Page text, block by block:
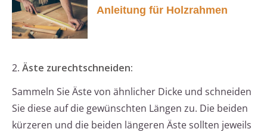
Anleitung für Holzrahmen
2. Äste zurechtschneiden:
Sammeln Sie Äste von ähnlicher Dicke und schneiden
Sie diese auf die gewünschten Längen zu. Die beiden
kürzeren und die beiden längeren Äste sollten jeweils